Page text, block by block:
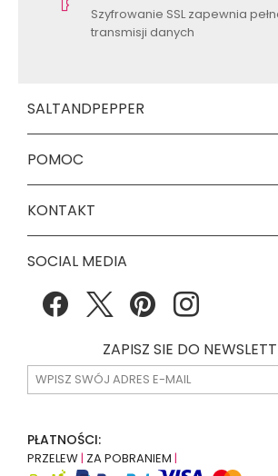
Szyfrowanie SSL zapewnia
transmisji danych
SALTANDPEPPER
POMOC
KONTAKT
SOCIAL MEDIA
ZAPISZ SIE DO
PŁATNOŚCI:
PRZELEW| ZA POBRANIEM |